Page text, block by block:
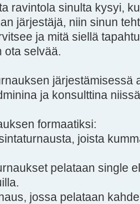
ravintola sinulta kysyi,
järjestäjä, niin sinun
ja mitä siellä
ota selvää.
järjestämisessä
ja konsulttina
formaatiksi:
joista
pelataan single
jossa pelataan